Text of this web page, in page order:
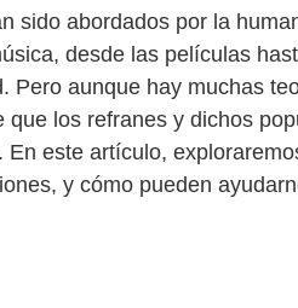
sido abordados por la
desde las películas
Pero aunque hay muchas
los refranes y dichos
este artículo,
y cómo pueden